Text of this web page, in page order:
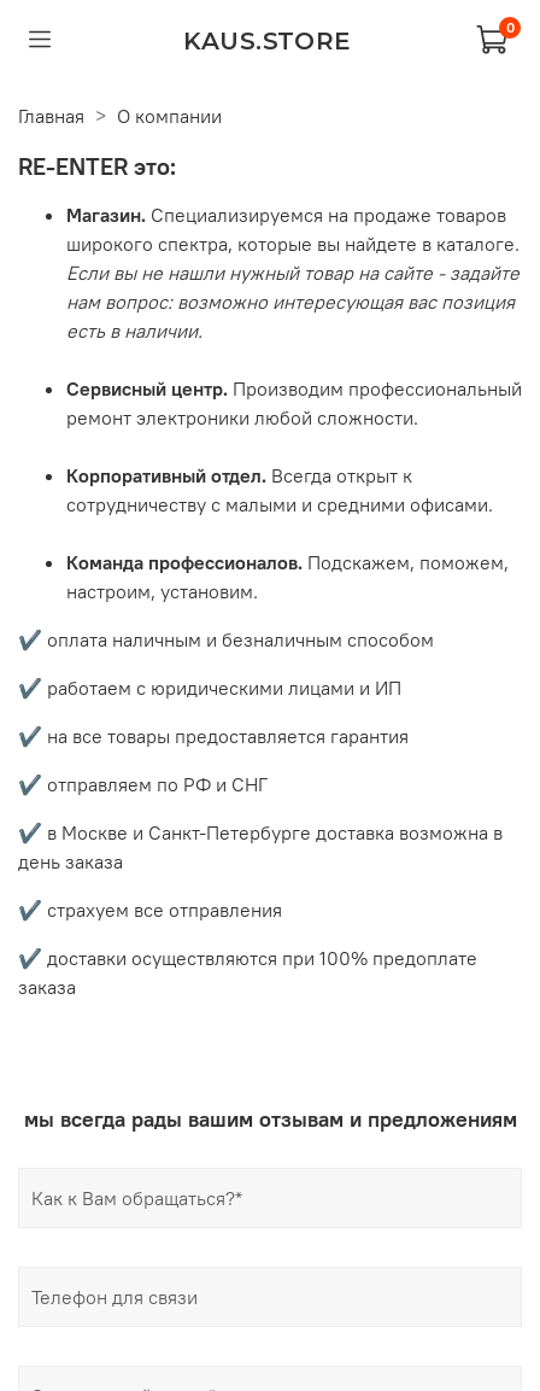
KAUS.STORE 0
Главная О компании
RE-ENTER это:
Магазин. Специализируемся на продаже товаров
широкого спектра, которые вы найдете в каталоге.
Если вы не нашли нужный товар на сайте - задайте
нам вопрос: возможно интересующая вас позиция
есть в наличии.
Сервисный центр. Производим профессиональный
ремонт электроники любой сложности.
Корпоративный отдел. Всегда открыт к
сотрудничеству с малыми и средними офисами.
Команда профессионалов. Подскажем, поможем,
настроим, установим.
✔️ оплата наличным и безналичным способом
✔️ работаем с юридическими лицами и ИП
✔️ на все товары предоставляется гарантия
✔️ отправляем по РФ и СНГ
✔️ в Москве и Санкт-Петербурге доставка возможна в
день заказа
✔️ страхуем все отправления
✔️ доставки осуществляются при 100% предоплате
заказа
мы всегда рады вашим отзывам и предложениям